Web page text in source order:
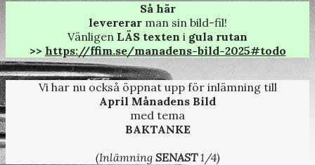
Så här
levererarman sin bild-fil!
Vänligen LÄS texten i gula rutan
>> https://ffim.se/manadens-bild-2025#todo
Vi har nu också öppnat upp för inlämning till
April Månadens Bild
med tema
BAKTANKE
(Inlämning SENAST1/4)